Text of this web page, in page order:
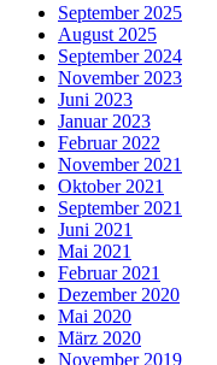
September 2025
August 2025
September 2024
November 2023
Juni 2023
Januar 2023
Februar 2022
November 2021
Oktober 2021
September 2021
Juni 2021
Mai 2021
Februar 2021
Dezember 2020
Mai 2020
März 2020
November 2019